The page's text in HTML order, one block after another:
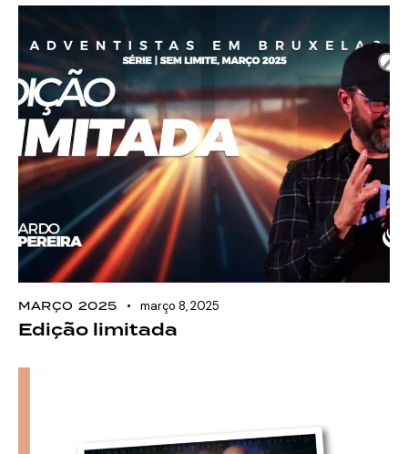
MARÇO 2025 março 8, 2025
Edição limitada